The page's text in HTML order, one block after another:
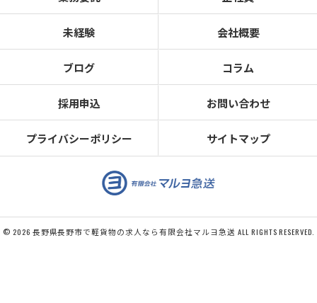
未経験 会社概要
ブログ コラム
採用申込 お問い合わせ
プライバシーポリシー サイトマップ
© 2026 長野県長野市で軽貨物の求人なら有限会社マルヨ急送 ALL RIGHTS RESERVED.